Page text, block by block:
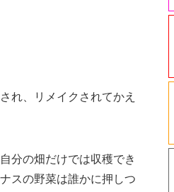
れ、リメイクされてかえ
分の畑だけでは収穫でき
スの野菜は誰かに押しつ